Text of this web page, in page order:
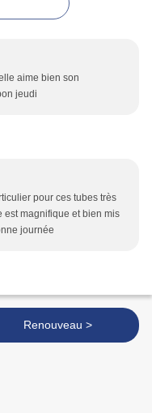
aime bien son
jeudi
pour ces tubes très
est magnifique et bien mis
journée
Renouveau >